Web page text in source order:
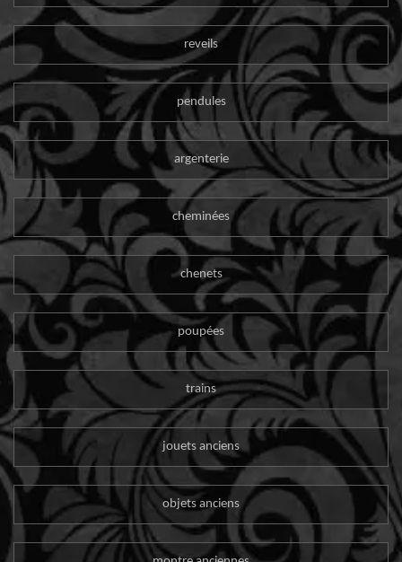
reveils
pendules
argenterie
cheminées
chenets
poupées
trains
jouets anciens
objets anciens